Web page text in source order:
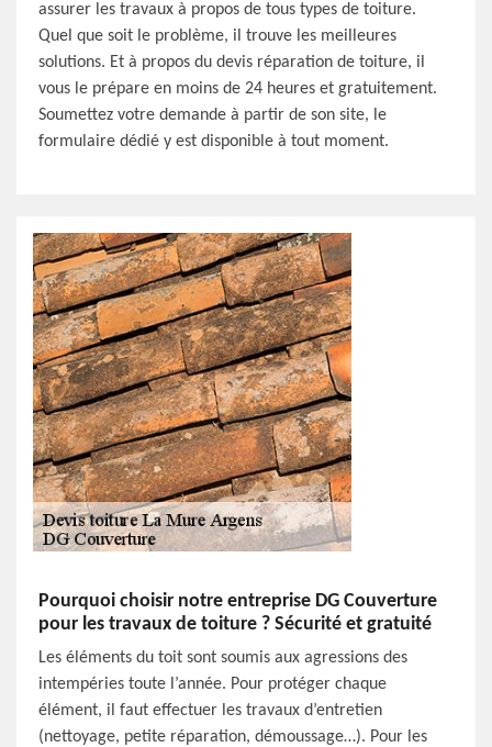
assurer les travaux à propos de tous types de toiture.
Quel que soit le problème, il trouve les meilleures
solutions. Et à propos du devis réparation de toiture, il
vous le prépare en moins de 24 heures et gratuitement.
Soumettez votre demande à partir de son site, le
formulaire dédié y est disponible à tout moment.
Pourquoi choisir notre entreprise DG Couverture
pour les travaux de toiture ? Sécurité et gratuité
Les éléments du toit sont soumis aux agressions des
intempéries toute l’année. Pour protéger chaque
élément, il faut effectuer les travaux d’entretien
(nettoyage, petite réparation, démoussage…). Pour les